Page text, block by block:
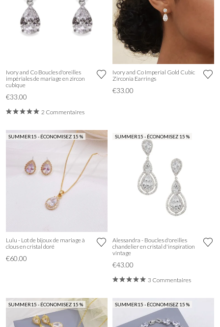
Ivory and Co Boucles d'oreilles
impériales de mariage en zircon
cubique
€33.00
2 Commentaires
Ivory and Co Imperial Gold Cubic
Zirconia Earrings
€33.00
SUMMER15 - ÉCONOMISEZ 15 %
Lulu - Lot de bijoux de mariage à
clous en cristal doré
€60.00
SUMMER15 - ÉCONOMISEZ 15 %
Alessandra - Boucles d'oreilles
chandelier en cristal d'inspiration
vintage
€43.00
3 Commentaires
SUMMER15 - ÉCONOMISEZ 15 % SUMMER15 - ÉCONOMISEZ 15 %